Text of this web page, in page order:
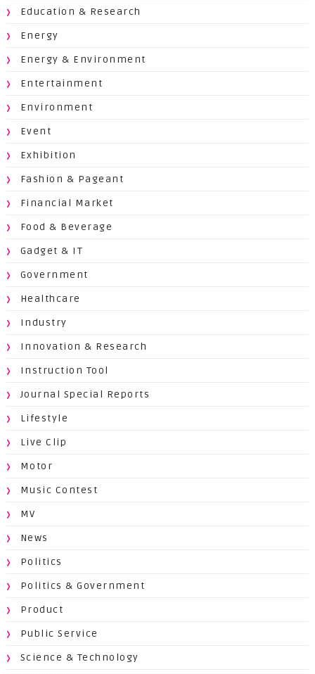
Education & Research
Energy
Energy & Environment
Entertainment
Environment
Event
Exhibition
Fashion & Pageant
Financial Market
Food & Beverage
Gadget & IT
Government
Healthcare
Industry
Innovation & Research
Instruction Tool
Journal Special Reports
Lifestyle
Live Clip
Motor
Music Contest
MV
News
Politics
Politics & Government
Product
Public Service
Science & Technology